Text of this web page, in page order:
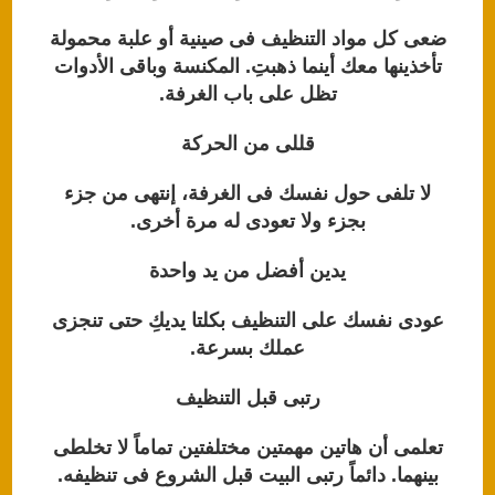
ضعى كل مواد التنظيف فى صينية أو علبة محمولة
تأخذينها معك أينما ذهبتِ. المكنسة وباقى الأدوات
تظل على باب الغرفة.
قللى من الحركة
لا تلفى حول نفسك فى الغرفة، إنتهى من جزء
بجزء ولا تعودى له مرة أخرى.
يدين أفضل من يد واحدة
عودى نفسك على التنظيف بكلتا يديكِ حتى تنجزى
عملك بسرعة.
رتبى قبل التنظيف
تعلمى أن هاتين مهمتين مختلفتين تماماً لا تخلطى
بينهما. دائماً رتبى البيت قبل الشروع فى تنظيفه.